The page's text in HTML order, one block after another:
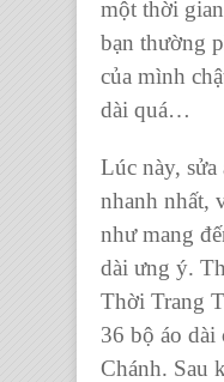
một thời
bạn thường
của mình
dài quá…
Lúc này, sửa
nhanh nhất,
như mang
dài ưng ý.
Thời Trang
36 bộ áo dài
Chánh. Sau